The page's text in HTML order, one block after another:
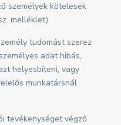
személyek kötelesek
melléklet)
tudomást szerez
adat hibás,
helyesbíteni, vagy
munkatársnál
tevékenységet végző